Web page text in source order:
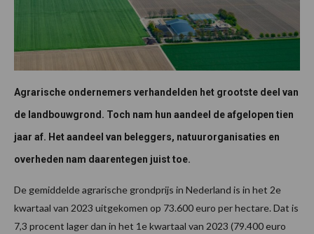
Agrarische ondernemers verhandelden het grootste deel van
de landbouwgrond. Toch nam hun aandeel de afgelopen tien
jaar af. Het aandeel van beleggers, natuurorganisaties en
overheden nam daarentegen juist toe.
De gemiddelde agrarische grondprijs in Nederland is in het 2e
kwartaal van 2023 uitgekomen op 73.600 euro per hectare. Dat is
7,3 procent lager dan in het 1e kwartaal van 2023 (79.400 euro